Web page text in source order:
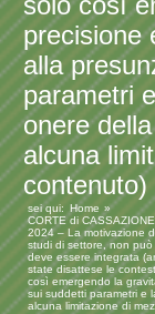
precisione
alla
parametri
onere
alcuna
sei qui:
Home
CORTE di
2024 – La motivazione
studi di settore, non può
deve essere integrata
state disattese le
così emergendo la
sui suddetti parametri e
alcuna limitazione di